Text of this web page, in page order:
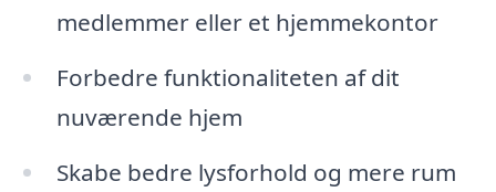
medlemmer eller et hjemmekontor
Forbedre funktionaliteten af dit
nuværende hjem
Skabe bedre lysforhold og mere rum